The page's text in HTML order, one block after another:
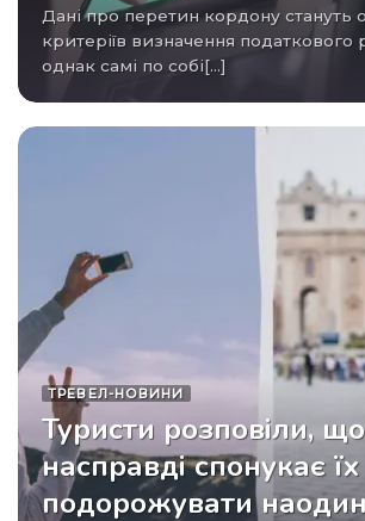
Дані про перетин кордону стануть одним із
критеріїв визначення податкового
однак самі по собі[...]
ТРЕВЕЛ-НОВИНИ
Туристи розповіли, що
насправді спонукає їх
подорожувати